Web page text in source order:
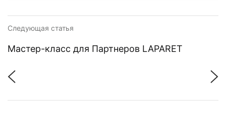
Следующая статья
Мастер-класс для Партнеров LAPARET